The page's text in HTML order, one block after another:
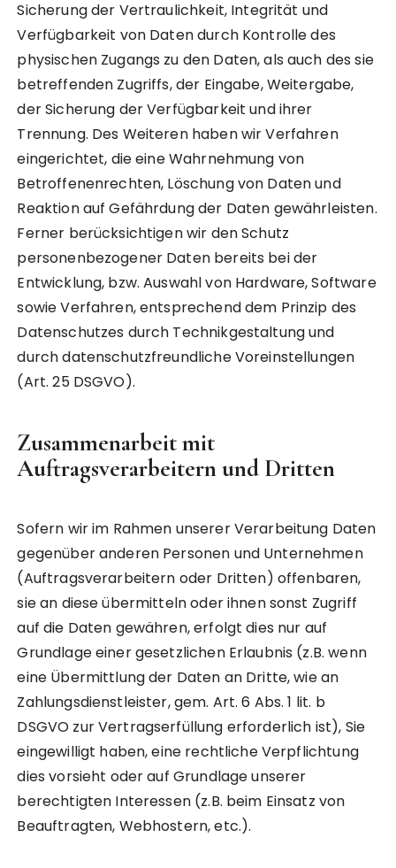
Sicherung der Vertraulichkeit, Integrität und
Verfügbarkeit von Daten durch Kontrolle des
physischen Zugangs zu den Daten, als auch des sie
betreffenden Zugriffs, der Eingabe, Weitergabe,
der Sicherung der Verfügbarkeit und ihrer
Trennung. Des Weiteren haben wir Verfahren
eingerichtet, die eine Wahrnehmung von
Betroffenenrechten, Löschung von Daten und
Reaktion auf Gefährdung der Daten gewährleisten.
Ferner berücksichtigen wir den Schutz
personenbezogener Daten bereits bei der
Entwicklung, bzw. Auswahl von Hardware, Software
sowie Verfahren, entsprechend dem Prinzip des
Datenschutzes durch Technikgestaltung und
durch datenschutzfreundliche Voreinstellungen
(Art. 25 DSGVO).
Zusammenarbeit mit
Auftragsverarbeitern und Dritten
Sofern wir im Rahmen unserer Verarbeitung Daten
gegenüber anderen Personen und Unternehmen
(Auftragsverarbeitern oder Dritten) offenbaren,
sie an diese übermitteln oder ihnen sonst Zugriff
auf die Daten gewähren, erfolgt dies nur auf
Grundlage einer gesetzlichen Erlaubnis (z.B. wenn
eine Übermittlung der Daten an Dritte, wie an
Zahlungsdienstleister, gem. Art. 6 Abs. 1 lit. b
DSGVO zur Vertragserfüllung erforderlich ist), Sie
eingewilligt haben, eine rechtliche Verpflichtung
dies vorsieht oder auf Grundlage unserer
berechtigten Interessen (z.B. beim Einsatz von
Beauftragten, Webhostern, etc.).